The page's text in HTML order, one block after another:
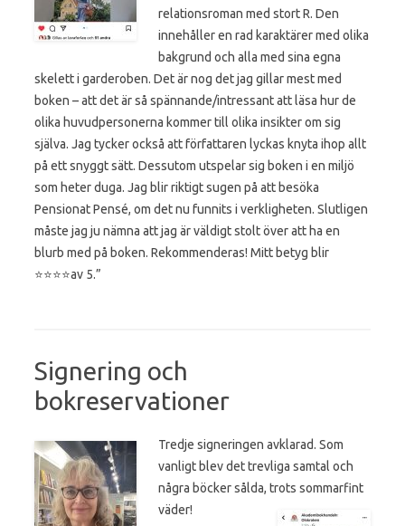
relationsroman med stort R. Den
innehåller en rad karaktärer med olika
bakgrund och alla med sina egna
skelett i garderoben. Det är nog det jag gillar mest med
boken – att det är så spännande/intressant att läsa hur de
olika huvudpersonerna kommer till olika insikter om sig
själva. Jag tycker också att författaren lyckas knyta ihop allt
på ett snyggt sätt. Dessutom utspelar sig boken i en miljö
som heter duga. Jag blir riktigt sugen på att besöka
Pensionat Pensé, om det nu funnits i verkligheten. Slutligen
måste jag ju nämna att jag är väldigt stolt över att ha en
blurb med på boken. Rekommenderas! Mitt betyg blir
⭐️⭐️⭐️⭐️av 5.”
Signering och
bokreservationer
Tredje signeringen avklarad. Som
vanligt blev det trevliga samtal och
några böcker sålda, trots sommarfint
väder!